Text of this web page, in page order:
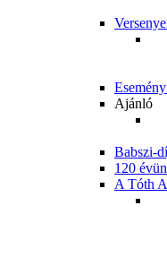
Ajánló
Babszi-
120
A Tóth